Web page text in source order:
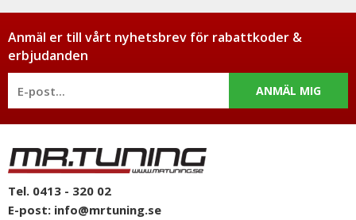
Anmäl er till vårt nyhetsbrev för rabattkoder &
erbjudanden
ANMÄL MIG
Tel. 0413 - 320 02
E-post: info@mrtuning.se